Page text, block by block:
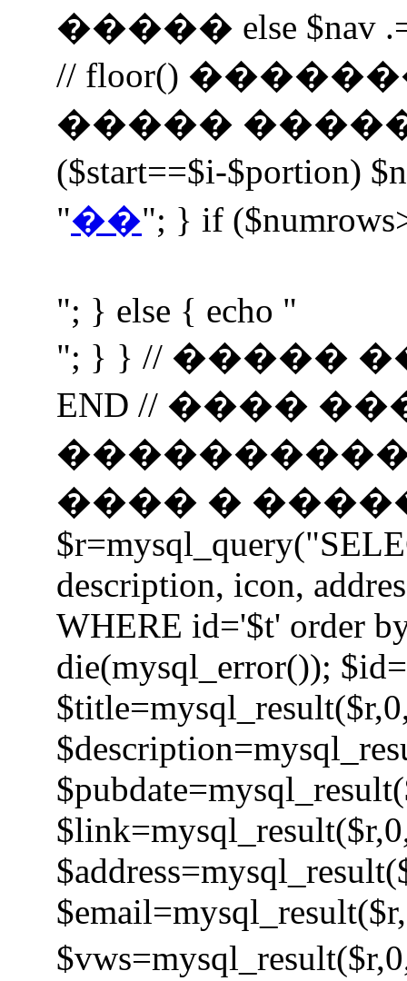
����� else $nav
// floor()
����� �����
($start==$i-$portion)
"��"; } if
"; } else { echo "
"; } } // �����
END // ����
���������� if
���� �
description, icon,
WHERE id='$t' order
die(mysql_error());